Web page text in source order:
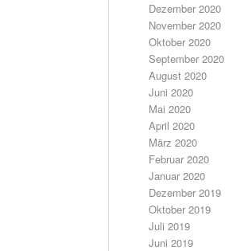
Dezember 2020
November 2020
Oktober 2020
September 2020
August 2020
Juni 2020
Mai 2020
April 2020
März 2020
Februar 2020
Januar 2020
Dezember 2019
Oktober 2019
Juli 2019
Juni 2019